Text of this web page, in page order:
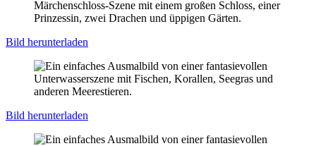
Bild herunterladen
Bild herunterladen